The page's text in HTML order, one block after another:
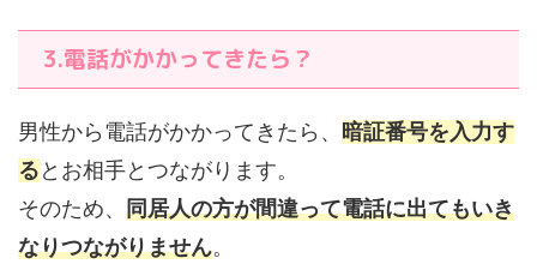
3.電話がかかってきたら？
男性から電話がかかってきたら、
暗証番号を入力す
る とお相手とつながります。
そのため、 同居人の方が間違って電話に出てもいき
なりつながりません。